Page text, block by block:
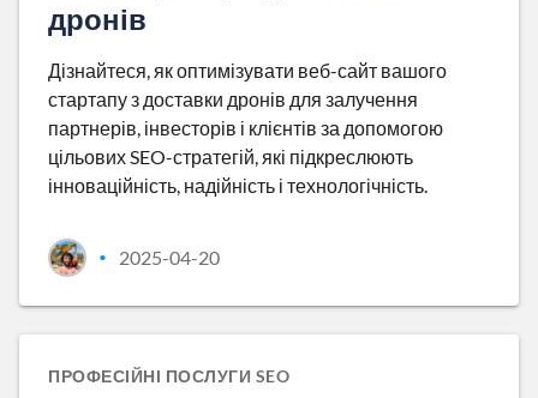
дронів
Дізнайтеся, як оптимізувати веб-сайт вашого
стартапу з доставки дронів для залучення
партнерів, інвесторів і клієнтів за допомогою
цільових SEO-стратегій, які підкреслюють
інноваційність, надійність і технологічність.
• 2025-04-20
ПРОФЕСІЙНІ ПОСЛУГИ SEO